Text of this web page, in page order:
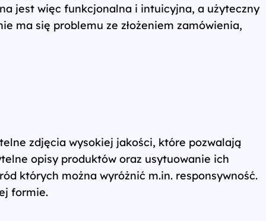
jest więc funkcjonalna i intuicyjna, a użyteczny
ma się problemu ze złożeniem zamówienia,
zdjęcia wysokiej jakości, które pozwalają
opisy produktów oraz usytuowanie ich
których można wyróżnić m.in. responsywność.
formie.